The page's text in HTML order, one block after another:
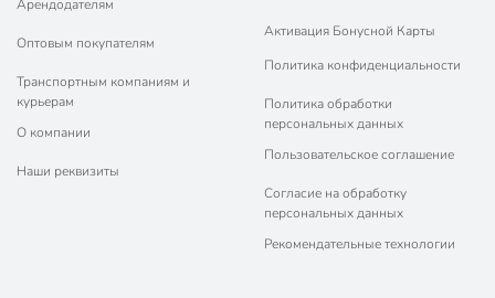
C010078
Сальваре
Вес в упаковке
25.47 кг
Арендодателям
Оптовым покупателям
Транспортным компаниям и
курьерам
О компании
Наши реквизиты
Активация Бонусной Карты
Политика конфиденциальности
Политика обработки
персональных данных
Пользовательское соглашение
Согласие на обработку
персональных данных
Рекомендательные технологии